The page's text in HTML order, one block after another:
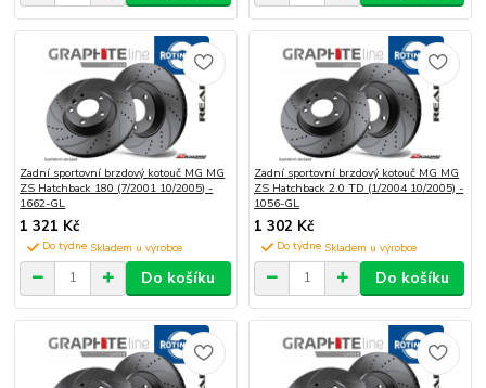
Zadní sportovní brzdový kotouč MG MG
ZS Hatchback 180 (7/2001 10/2005) -
1662-GL
1 321 Kč
Do týdne
Do košíku
Zadní sportovní brzdový kotouč MG MG
ZS Hatchback 2.0 TD (1/2004 10/2005) -
1056-GL
1 302 Kč
Do týdne
Do košíku